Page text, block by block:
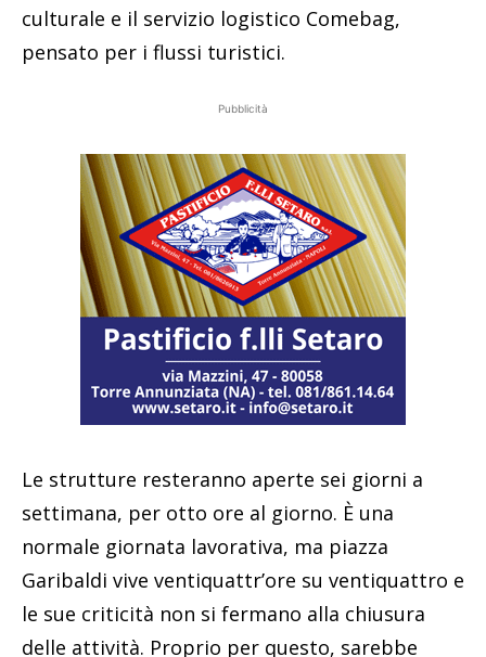
culturale e il servizio logistico Comebag,
pensato per i flussi turistici.
Pubblicità
Le strutture resteranno aperte sei giorni a
settimana, per otto ore al giorno. È una
normale giornata lavorativa, ma piazza
Garibaldi vive ventiquattr’ore su ventiquattro e
le sue criticità non si fermano alla chiusura
delle attività. Proprio per questo, sarebbe